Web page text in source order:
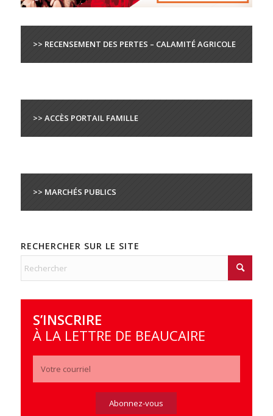
>> RECENSEMENT DES PERTES – CALAMITÉ AGRICOLE
>> ACCÈS PORTAIL FAMILLE
>> MARCHÉS PUBLICS
RECHERCHER SUR LE SITE
S’INSCRIRE
À LA LETTRE DE BEAUCAIRE